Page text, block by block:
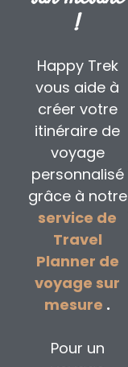
!
Happy Trek
vous aide à
créer votre
itinéraire de
voyage
personnalisé
grâce à notre
service de
Travel
Planner de
voyage sur
mesure .
Pour un